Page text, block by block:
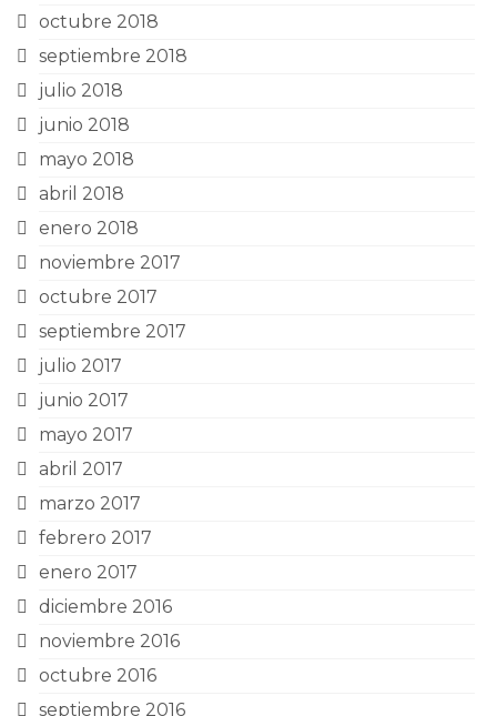
octubre 2018
septiembre 2018
julio 2018
junio 2018
mayo 2018
abril 2018
enero 2018
noviembre 2017
octubre 2017
septiembre 2017
julio 2017
junio 2017
mayo 2017
abril 2017
marzo 2017
febrero 2017
enero 2017
diciembre 2016
noviembre 2016
octubre 2016
septiembre 2016